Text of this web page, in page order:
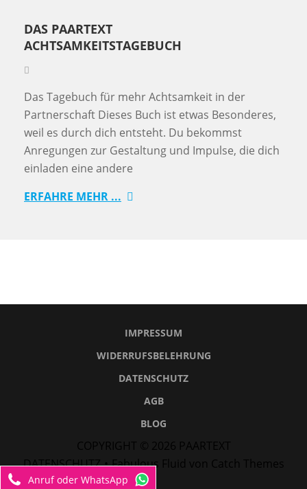
DAS PAARTEXT
ACHTSAMKEITSTAGEBUCH
Das Tagebuch für mehr Achtsamkeit in der
Partnerschaft Dieses Buch ist etwas Besonderes,
weil es durch dich entsteht. Du bekommst
Anregungen zur Gestaltung und Impulse, die dich
einladen eine andere
ERFAHRE MEHR ...
IMPRESSUM
WIDERRUFSBELEHRUNG
DATENSCHUTZ
AGB
BLOG
COPYRIGHT © 2026 PAARTEXT
DATENSCHUTZ • Fabulous Fluid von Catch Themes
Anruf oder WhatsApp